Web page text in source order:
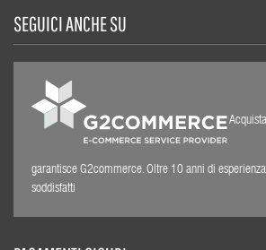
SEGUICI ANCHE SU
garantisce G2commerce. Oltre 10 anni di
soddisfatti